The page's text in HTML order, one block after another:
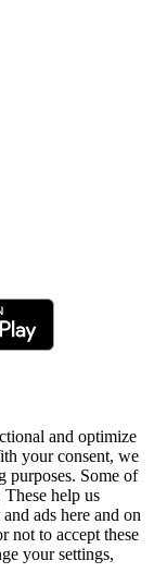
and optimize
your consent, we
purposes. Some of
help us
ads here and on
not to accept these
your settings,